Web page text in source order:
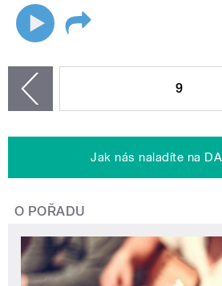
9
Jak nás naladíte na
O POŘADU